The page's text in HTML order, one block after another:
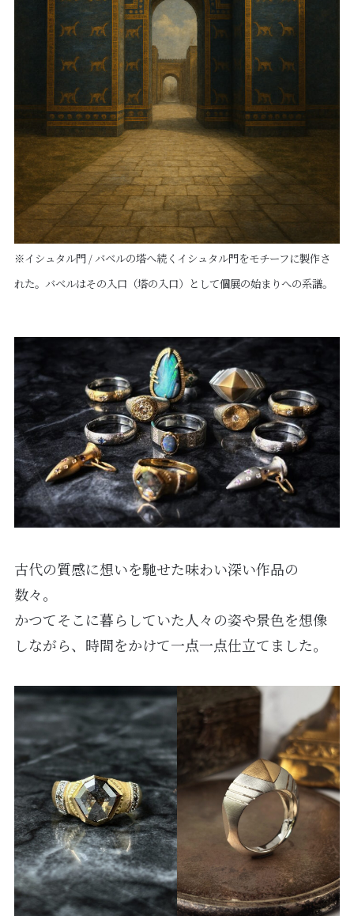
※イシュタル門 / バベルの塔へ続くイシュタル門をモチーフに製作さ
れた。バベルはその入口（塔の入口）として個展の始まりへの系譜。
古代の質感に想いを馳せた味わい深い作品の
数々。
かつてそこに暮らしていた人々の姿や景色を想像
しながら、時間をかけて一点一点仕立てました。